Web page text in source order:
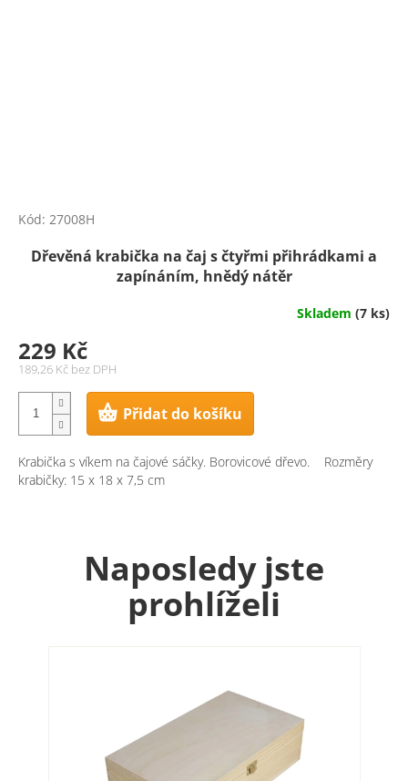
Dřevěná krabička na čaj s čtyřmi přihrádkami a
zapínáním, hnědý nátěr
Skladem (7 ks)
189,26 Kč bez DPH
229 Kč
Přidat do košíku
Krabička s víkem na čajové sáčky. Borovicové dřevo. Rozměry
krabičky: 15 x 18 x 7,5 cm
Kód: 27008H
Naposledy jste
prohlíželi